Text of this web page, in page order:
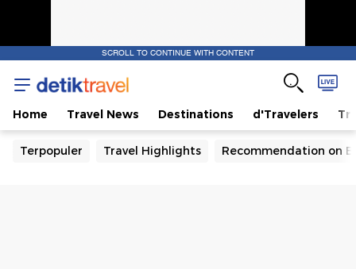
SCROLL TO CONTINUE WITH CONTENT
Home Travel News Destinations d'Travelers
Terpopuler Travel Highlights Recommendation on